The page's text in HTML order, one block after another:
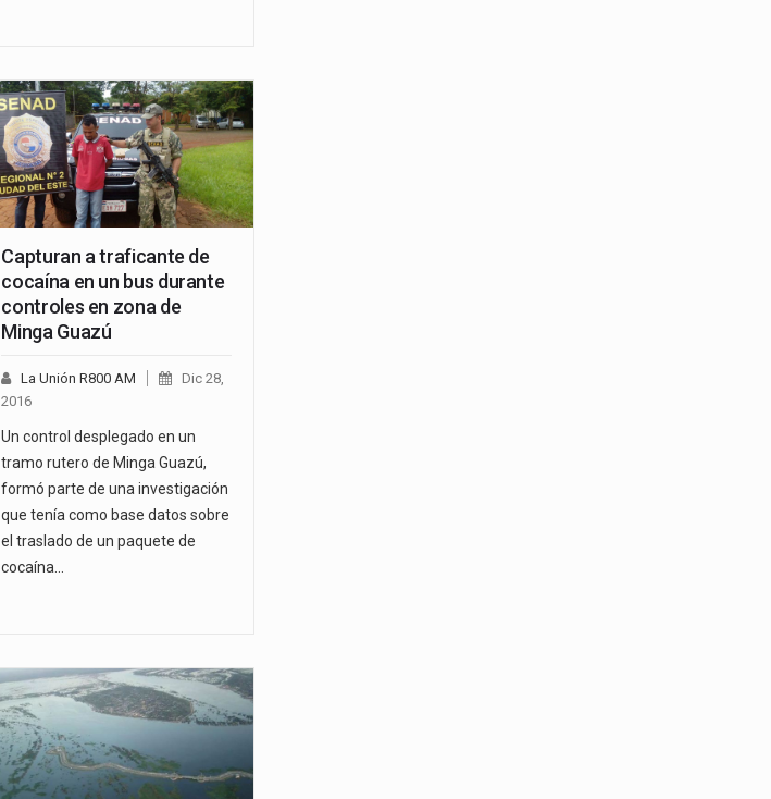
Capturan a traficante de
cocaína en un bus durante
controles en zona de
Minga Guazú
La Unión R800 AM
Dic 28,
2016
Un control desplegado en un
tramo rutero de Minga Guazú,
formó parte de una investigación
que tenía como base datos sobre
el traslado de un paquete de
cocaína…